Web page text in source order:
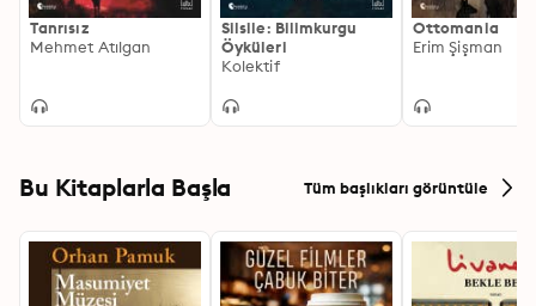
Tanrısız
Mehmet Atılgan
Silsile: Bilimkurgu
Öyküleri
Kolektif
Ottomania
Erim Şişman
Bu Kitaplarla Başla Tüm başlıkları görüntüle